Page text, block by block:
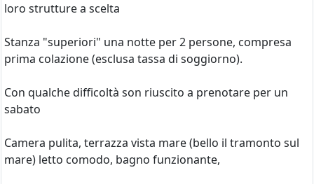
loro strutture a scelta
Stanza "superiori" una notte per 2 persone, compresa
prima colazione (esclusa tassa di soggiorno).
Con qualche difficoltà son riuscito a prenotare per un
sabato
Camera pulita, terrazza vista mare (bello il tramonto sul
mare) letto comodo, bagno funzionante,